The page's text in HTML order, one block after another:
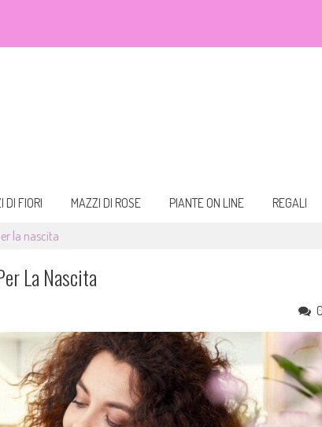
DI FIORI MAZZI DI ROSE PIANTE ON LINE REGALI
la nascita
La Nascita